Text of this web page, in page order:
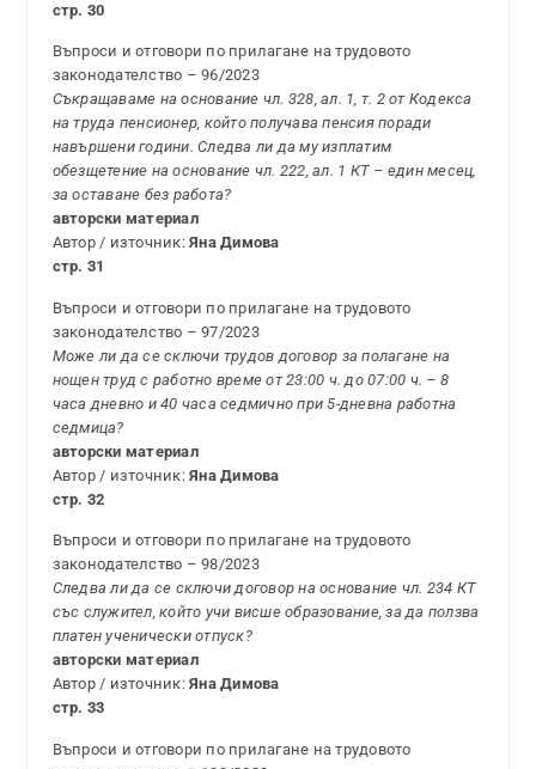
стр. 30
Въпроси и отговори по прилагане на трудовото
законодателство – 96/2023
Съкращаваме на основание чл. 328, ал. 1, т. 2 от Кодекса
на труда пенсионер, който получава пенсия поради
навършени години. Следва ли да му изплатим
обезщетение на основание чл. 222, ал. 1 КТ – един месец,
за оставане без работа?
авторски материал
Автор / източник:Яна Димова
стр. 31
Въпроси и отговори по прилагане на трудовото
законодателство – 97/2023
Може ли да се сключи трудов договор за полагане на
нощен труд с работно време от 23:00 ч. до 07:00 ч. – 8
часа дневно и 40 часа седмично при 5-дневна работна
седмица?
авторски материал
Автор / източник:Яна Димова
стр. 32
Въпроси и отговори по прилагане на трудовото
законодателство – 98/2023
Следва ли да се сключи договор на основание чл. 234 КТ
със служител, който учи висше образование, за да ползва
платен ученически отпуск?
авторски материал
Автор / източник:Яна Димова
стр. 33
Въпроси и отговори по прилагане на трудовото